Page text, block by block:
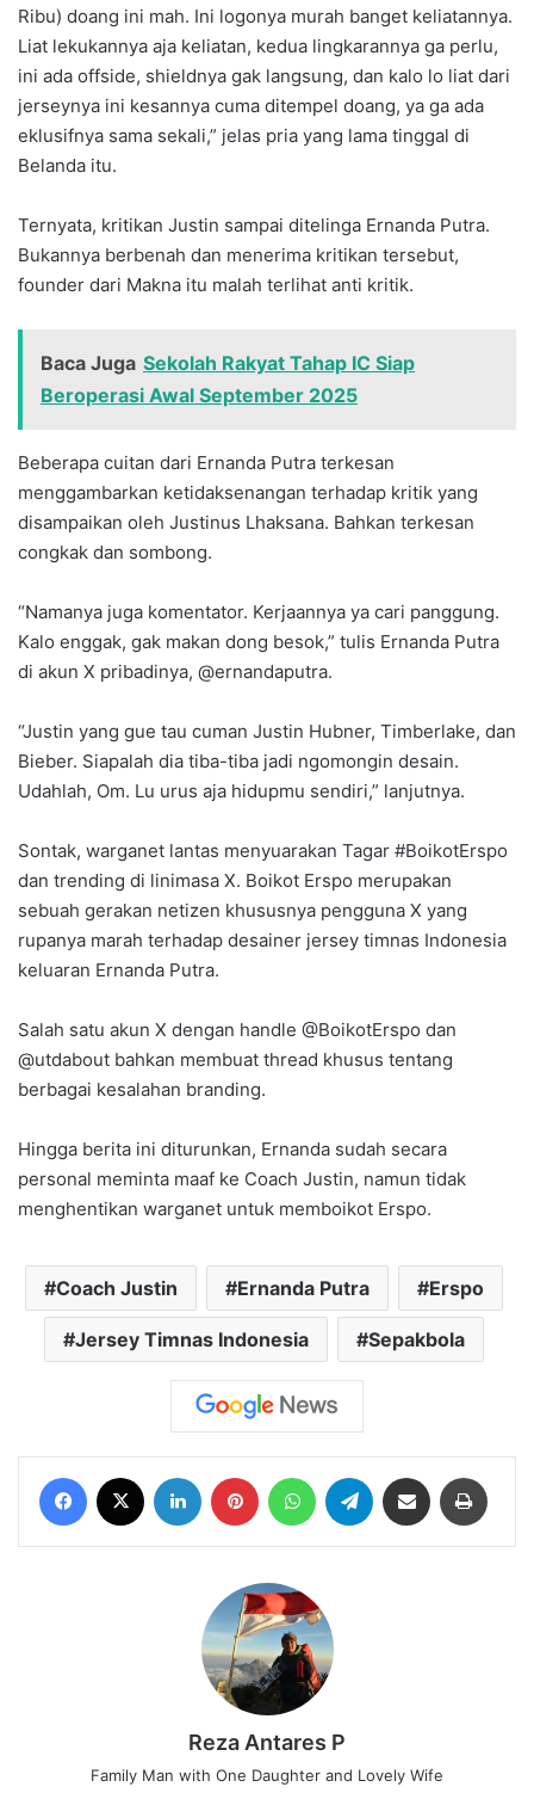
Ribu) doang ini mah. Ini logonya murah banget keliatannya.
Liat lekukannya aja keliatan, kedua lingkarannya ga perlu,
ini ada offside, shieldnya gak langsung, dan kalo lo liat dari
jerseynya ini kesannya cuma ditempel doang, ya ga ada
eklusifnya sama sekali,” jelas pria yang lama tinggal di
Belanda itu.
Ternyata, kritikan Justin sampai ditelinga Ernanda Putra.
Bukannya berbenah dan menerima kritikan tersebut,
founder dari Makna itu malah terlihat anti kritik.
Baca Juga Sekolah Rakyat Tahap IC Siap
Beroperasi Awal September 2025
Beberapa cuitan dari Ernanda Putra terkesan
menggambarkan ketidaksenangan terhadap kritik yang
disampaikan oleh Justinus Lhaksana. Bahkan terkesan
congkak dan sombong.
“Namanya juga komentator. Kerjaannya ya cari panggung.
Kalo enggak, gak makan dong besok,” tulis Ernanda Putra
di akun X pribadinya, @ernandaputra.
“Justin yang gue tau cuman Justin Hubner, Timberlake, dan
Bieber. Siapalah dia tiba-tiba jadi ngomongin desain.
Udahlah, Om. Lu urus aja hidupmu sendiri,” lanjutnya.
Sontak, warganet lantas menyuarakan Tagar #BoikotErspo
dan trending di linimasa X. Boikot Erspo merupakan
sebuah gerakan netizen khususnya pengguna X yang
rupanya marah terhadap desainer jersey timnas Indonesia
keluaran Ernanda Putra.
Salah satu akun X dengan handle @BoikotErspo dan
@utdabout bahkan membuat thread khusus tentang
berbagai kesalahan branding.
Hingga berita ini diturunkan, Ernanda sudah secara
personal meminta maaf ke Coach Justin, namun tidak
menghentikan warganet untuk memboikot Erspo.
Coach Justin Ernanda Putra Erspo
Jersey Timnas Indonesia Sepakbola
Facebook LinkedIn Pinterest WhatsAppTelegram Share via Email
Reza Antares P
Family Man with One Daughter and Lovely Wife